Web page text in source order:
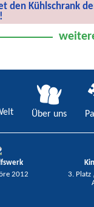
den Kühlschrank
Über uns
2012
3. Platz